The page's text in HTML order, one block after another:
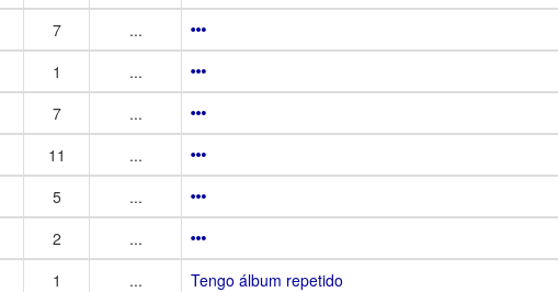
7
...
1
...
7
...
11
...
5
...
2
...
1
...
Tengo álbum repetido